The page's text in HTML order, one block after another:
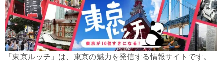
「東京ルッチ」は、東京の魅力を発信する情報サイトです。